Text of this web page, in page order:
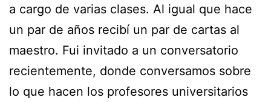
a cargo de varias clases. Al igual que hace
un par de años recibí un par de cartas al
maestro. Fui invitado a un conversatorio
recientemente, donde conversamos sobre
lo que hacen los profesores universitarios